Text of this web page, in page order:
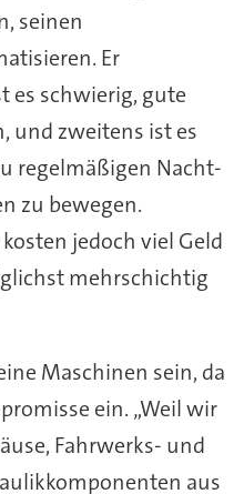
seinen
Er
es schwierig, gute
und zweitens ist es
regelmäßigen Nacht-
zu bewegen.
jedoch viel Geld
mehrschichtig
Maschinen sein, da
ein. „Weil wir
Fahrwerks- und
aus